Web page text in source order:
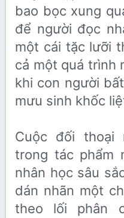
bao bọc xung
để người đọc
một cái tặc lưỡi
cả một quá trình
khi con người
mưu sinh khốc
Cuộc đối thoại
trong tác phẩm
nhân học sâu
dán nhãn một
theo lối phân